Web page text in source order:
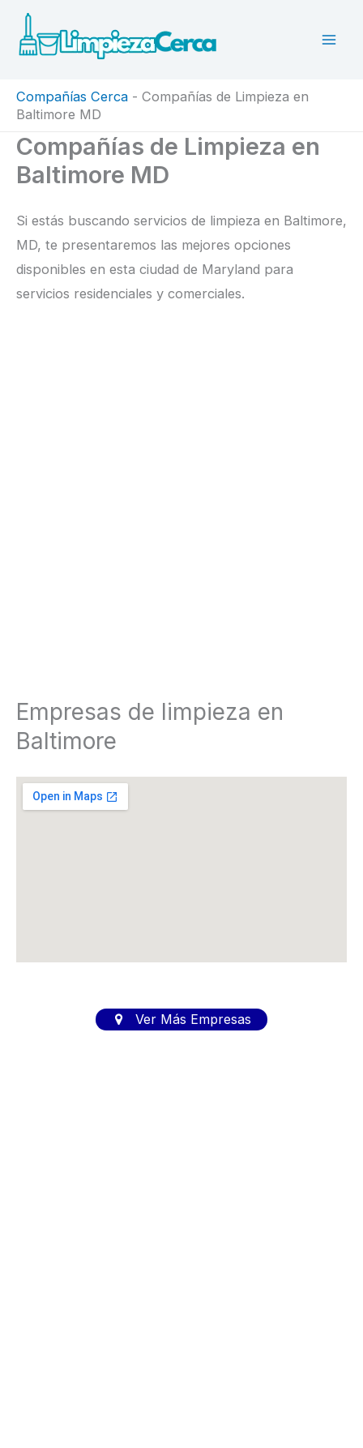
contenido
Compañías Cerca - Compañías de Limpieza en
Baltimore MD
Compañías de Limpieza en
Baltimore MD
Si estás buscando servicios de limpieza en Baltimore,
MD, te presentaremos las mejores opciones
disponibles en esta ciudad de Maryland para
servicios residenciales y comerciales.
Empresas de limpieza en
Baltimore
Ver Más Empresas